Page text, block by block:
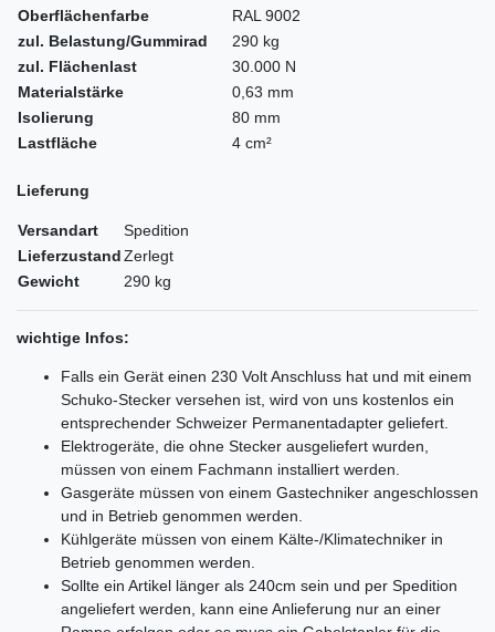
Oberflächenfarbe
RAL 9002
zul. Belastung/Gummirad
290 kg
zul. Flächenlast
30.000 N
Materialstärke
0,63 mm
Isolierung
80 mm
Lastfläche
4 cm²
Lieferung
Versandart
Spedition
LieferzustandZerlegt
Gewicht
290 kg
wichtige Infos:
Falls ein Gerät einen 230 Volt Anschluss hat und mit einem
Schuko-Stecker versehen ist, wird von uns kostenlos ein
entsprechender Schweizer Permanentadapter geliefert.
Elektrogeräte, die ohne Stecker ausgeliefert wurden,
müssen von einem Fachmann installiert werden.
Gasgeräte müssen von einem Gastechniker angeschlossen
und in Betrieb genommen werden.
Kühlgeräte müssen von einem Kälte-/Klimatechniker in
Betrieb genommen werden.
Sollte ein Artikel länger als 240cm sein und per Spedition
angeliefert werden, kann eine Anlieferung nur an einer